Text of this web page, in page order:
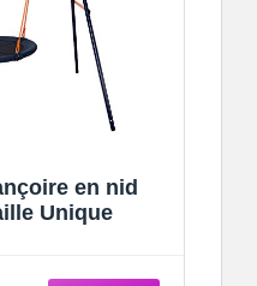
en nid
Unique